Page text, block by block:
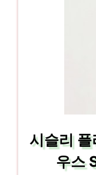
시슬리
우스